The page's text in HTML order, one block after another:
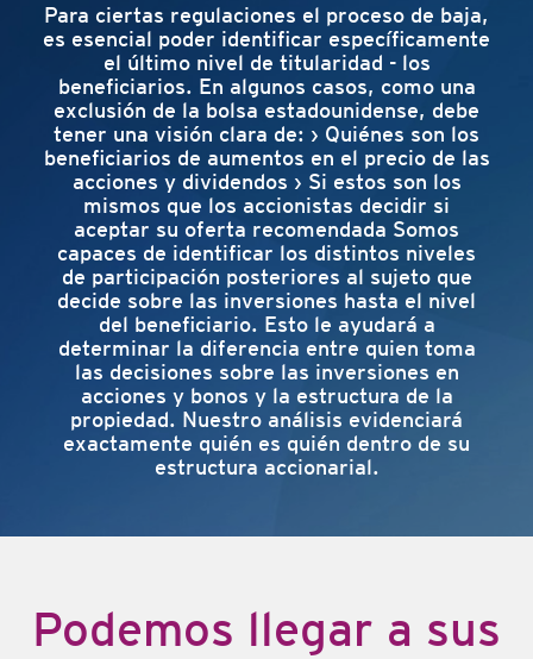
Para ciertas regulaciones el proceso de baja,
es esencial poder identificar específicamente
el último nivel de titularidad - los
beneficiarios. En algunos casos, como una
exclusión de la bolsa estadounidense, debe
tener una visión clara de: › Quiénes son los
beneficiarios de aumentos en el precio de las
acciones y dividendos › Si estos son los
mismos que los accionistas decidir si
aceptar su oferta recomendada Somos
capaces de identificar los distintos niveles
de participación posteriores al sujeto que
decide sobre las inversiones hasta el nivel
del beneficiario. Esto le ayudará a
determinar la diferencia entre quien toma
las decisiones sobre las inversiones en
acciones y bonos y la estructura de la
propiedad. Nuestro análisis evidenciará
exactamente quién es quién dentro de su
estructura accionarial.
Podemos llegar a sus